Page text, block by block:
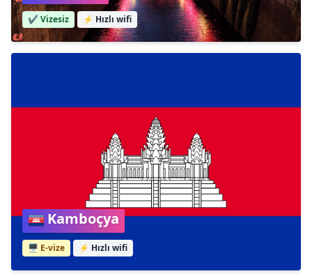
✔️ Vizesiz ⚡ Hızlı wifi
Kamboçya
🖥️ E-vize ⚡ Hızlı wifi